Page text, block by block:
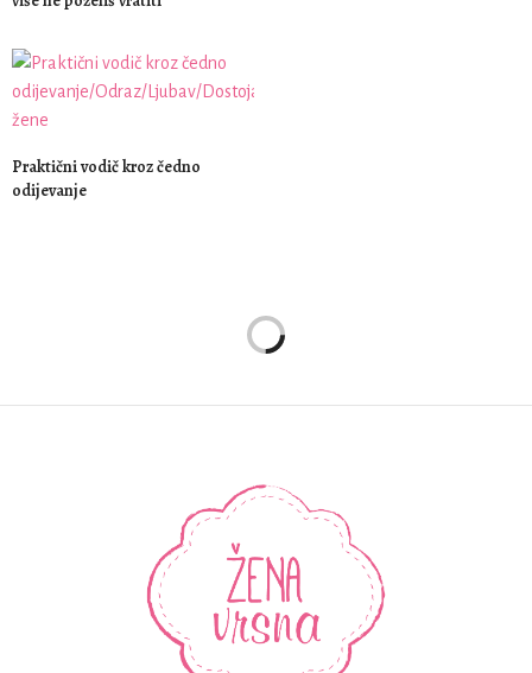
Praktični vodič kroz čedno
odijevanje